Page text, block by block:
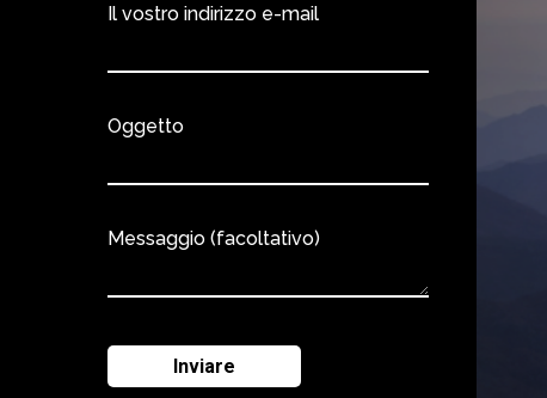
Il vostro indirizzo e-mail
Oggetto
Messaggio (facoltativo)